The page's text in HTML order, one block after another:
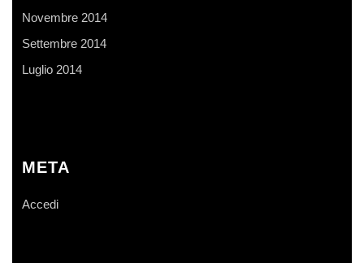
Novembre 2014
Settembre 2014
Luglio 2014
META
Accedi